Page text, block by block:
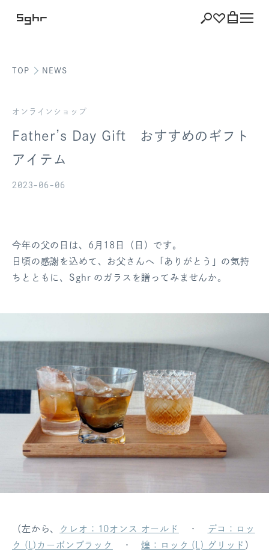
ショッピング
お気に入り
TOP NEWS
オンラインショップ
Father’s Day Gift おすすめのギフト
アイテム
2023-06-06
今年の父の日は、6月18日（日）です。
日頃の感謝を込めて、お父さんへ「ありがとう」の気持
ちとともに、Sghr のガラスを贈ってみませんか。
（左から、 クレオ：10オンス オールド ・ デコ：ロッ
ク (L)カーボンブラック
・煌：ロック (L) グリッド ）